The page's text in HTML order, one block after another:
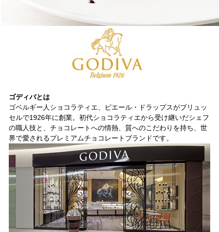
ゴディバとは
ゴベルギー人ショコラティエ、ピエール・ドラップスがブリュッ
セルで1926年に創業。初代ショコラティエから受け継いだシェフ
の職人技と、チョコレートへの情熱、質へのこだわりを持ち、世
界で愛されるプレミアムチョコレートブランドです。